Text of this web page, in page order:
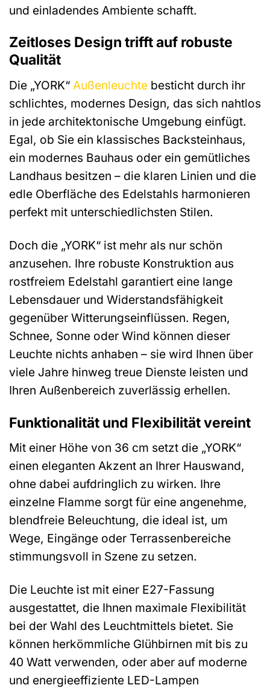
und einladendes Ambiente schafft.
Zeitloses Design trifft auf robuste
Qualität
Die „YORK“ Außenleuchte besticht durch ihr
schlichtes, modernes Design, das sich nahtlos
in jede architektonische Umgebung einfügt.
Egal, ob Sie ein klassisches Backsteinhaus,
ein modernes Bauhaus oder ein gemütliches
Landhaus besitzen – die klaren Linien und die
edle Oberfläche des Edelstahls harmonieren
perfekt mit unterschiedlichsten Stilen.
Doch die „YORK“ ist mehr als nur schön
anzusehen. Ihre robuste Konstruktion aus
rostfreiem Edelstahl garantiert eine lange
Lebensdauer und Widerstandsfähigkeit
gegenüber Witterungseinflüssen. Regen,
Schnee, Sonne oder Wind können dieser
Leuchte nichts anhaben – sie wird Ihnen über
viele Jahre hinweg treue Dienste leisten und
Ihren Außenbereich zuverlässig erhellen.
Funktionalität und Flexibilität vereint
Mit einer Höhe von 36 cm setzt die „YORK“
einen eleganten Akzent an Ihrer Hauswand,
ohne dabei aufdringlich zu wirken. Ihre
einzelne Flamme sorgt für eine angenehme,
blendfreie Beleuchtung, die ideal ist, um
Wege, Eingänge oder Terrassenbereiche
stimmungsvoll in Szene zu setzen.
Die Leuchte ist mit einer E27-Fassung
ausgestattet, die Ihnen maximale Flexibilität
bei der Wahl des Leuchtmittels bietet. Sie
können herkömmliche Glühbirnen mit bis zu
40 Watt verwenden, oder aber auf moderne
und energieeffiziente LED-Lampen